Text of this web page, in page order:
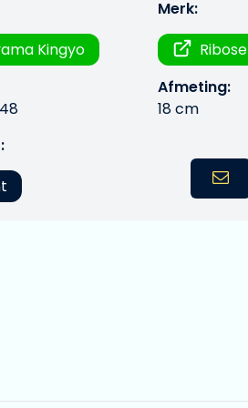
Kingyo
Merk:
Ribose
Afmeting:
18 cm